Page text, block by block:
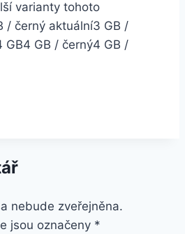
varianty tohoto
/ černý aktuální3 GB /
GB / černý4 GB /
nebude zveřejněna.
jsou označeny *